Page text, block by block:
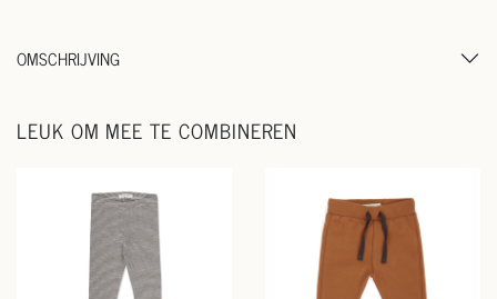
OMSCHRIJVING
LEUK OM MEE TE COMBINEREN